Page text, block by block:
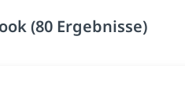
(80 Ergebnisse)